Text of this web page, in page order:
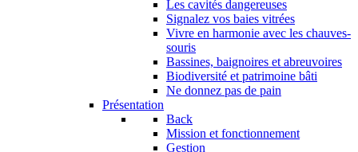
Les cavités dangereuses
Signalez vos baies vitrées
Vivre en harmonie avec les chauves-
souris
Bassines, baignoires et abreuvoires
Biodiversité et patrimoine bâti
Ne donnez pas de pain
Présentation
Back
Mission et fonctionnement
Gestion